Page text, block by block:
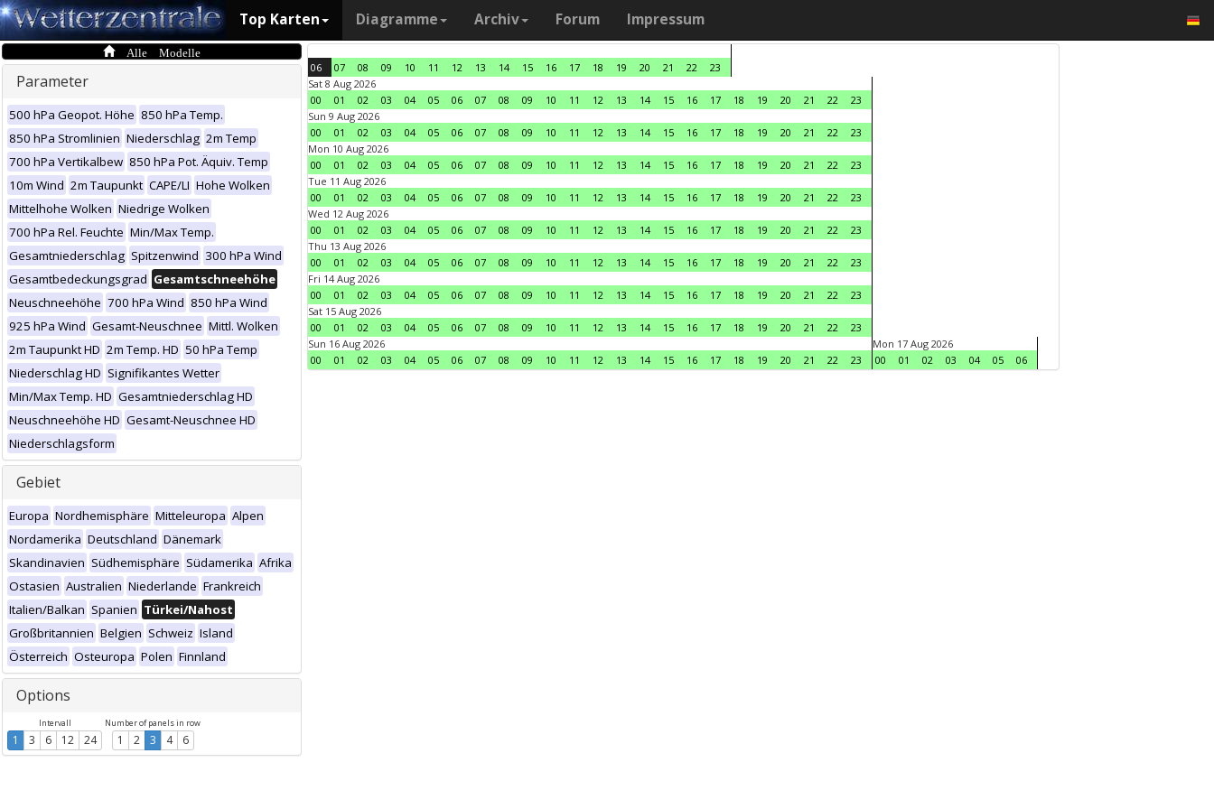
Top Karten Diagramme Archiv Forum Impressum
Alle Modelle
Parameter
500 hPa Geopot. Höhe 850 hPa Temp.
850 hPa Stromlinien Niederschlag 2m Temp
700 hPa Vertikalbew 850 hPa Pot. Äquiv. Temp
10m Wind 2m Taupunkt CAPE/LI Hohe Wolken
Mittelhohe Wolken Niedrige Wolken
700 hPa Rel. Feuchte Min/Max Temp.
Gesamtniederschlag Spitzenwind 300 hPa Wind
Gesamtbedeckungsgrad Gesamtschneehöhe
Neuschneehöhe 700 hPa Wind 850 hPa Wind
925 hPa Wind Gesamt-Neuschnee Mittl. Wolken
2m Taupunkt HD 2m Temp. HD 50 hPa Temp
Niederschlag HD Signifikantes Wetter
Min/Max Temp. HD Gesamtniederschlag HD
Neuschneehöhe HD Gesamt-Neuschnee HD
Niederschlagsform
Gebiet
Europa Nordhemisphäre Mitteleuropa Alpen
Nordamerika Deutschland Dänemark
Skandinavien Südhemisphäre Südamerika Afrika
Ostasien Australien Niederlande Frankreich
Italien/Balkan Spanien Türkei/Nahost
Großbritannien Belgien Schweiz Island
Österreich Osteuropa Polen Finnland
Options
Intervall
1 3 6 12 24
Number of panels in row
1 2 3 4 6
06 07 08 09 10 11 12 13 14 15 16 17 18 19 20 21 22
23
Sat 8 Aug 2026
00
01 02 03 04 05 06 07 08 09 10 11 12 13 14 15 16 17 18 19 20 21 22
23
Sun 9 Aug 2026
00
01 02 03 04 05 06 07 08 09 10 11 12 13 14 15 16 17 18 19 20 21 22
23
Mon 10 Aug 2026
00
01 02 03 04 05 06 07 08 09 10 11 12 13 14 15 16 17 18 19 20 21 22
23
Tue 11 Aug 2026
00
01 02 03 04 05 06 07 08 09 10 11 12 13 14 15 16 17 18 19 20 21 22
23
Wed 12 Aug 2026
00
01 02 03 04 05 06 07 08 09 10 11 12 13 14 15 16 17 18 19 20 21 22
23
Thu 13 Aug 2026
00
01 02 03 04 05 06 07 08 09 10 11 12 13 14 15 16 17 18 19 20 21 22
23
Fri 14 Aug 2026
00
01 02 03 04 05 06 07 08 09 10 11 12 13 14 15 16 17 18 19 20 21 22
23
Sat 15 Aug 2026
00
01 02 03 04 05 06 07 08 09 10 11 12 13 14 15 16 17 18 19 20 21 22
23
Sun 16 Aug 2026
00
01 02 03 04 05 06 07 08 09 10 11 12 13 14 15 16 17 18 19 20 21 22 23
Mon 17 Aug 2026
00
01 02 03 04 05 06